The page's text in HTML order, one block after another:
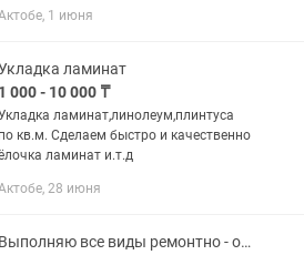
1 июня
ламинат
1 000 - 10 000 ₸
ламинат,линолеум,плинтуса
по кв.м. Сделаем быстро и качественно
ламинат и.т.д
28 июня
Выполняю все виды ремонтно - отделочных работ